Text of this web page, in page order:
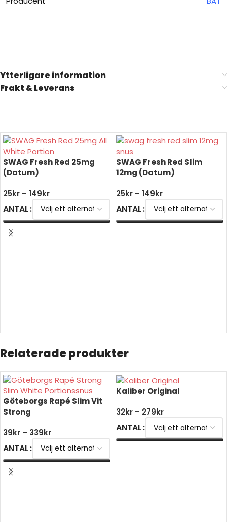
Ytterligare information
Frakt & Leverans
SWAG Fresh Red 25mg
(Datum)
25kr – 149kr
ANTAL
VÄLJ ALTERNATIV
SWAG Fresh Red Slim
12mg (Datum)
25kr – 149kr
ANTAL
Relaterade produkter
Göteborgs Rapé Slim Vit
Strong
39kr – 339kr
ANTAL
VÄLJ ALTERNATIV
Kaliber Original
32kr – 279kr
ANTAL